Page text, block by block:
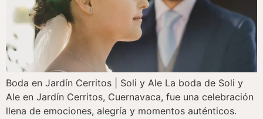
Boda en Jardín Cerritos | Soli y Ale La boda de Soli y
Ale en Jardín Cerritos, Cuernavaca, fue una celebración
llena de emociones, alegría y momentos auténticos.